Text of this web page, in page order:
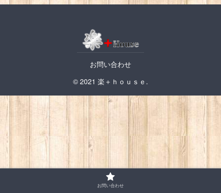
お問い合わせ
© 2021 楽＋ｈｏｕｓｅ.
お問い合わせ